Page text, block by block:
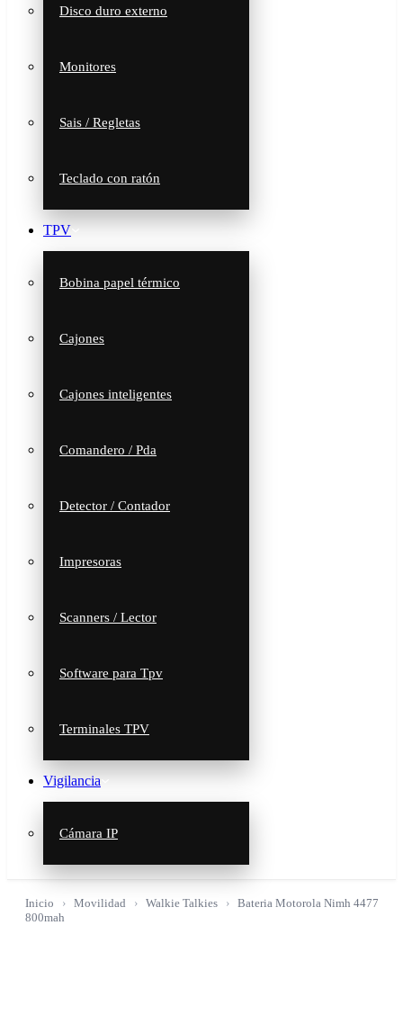
Disco duro externo
Monitores
Sais / Regletas
Teclado con ratón
TPV
Bobina papel térmico
Cajones
Cajones inteligentes
Comandero / Pda
Detector / Contador
Impresoras
Scanners / Lector
Software para Tpv
Terminales TPV
Vigilancia
Cámara IP
Inicio Movilidad Walkie Talkies
Bateria Motorola Nimh 4477
800mah